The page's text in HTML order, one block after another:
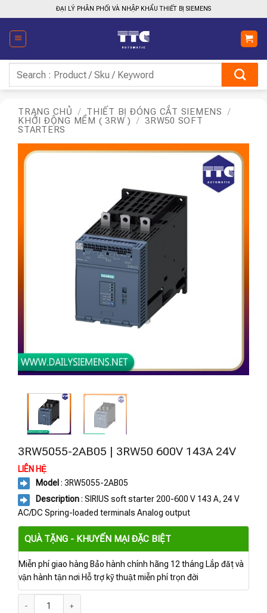
qua
nội
dung
ĐẠI LÝ PHÂN PHỐI VÀ NHẬP KHẨU THIẾT BỊ SIEMENS
kiếm:
TRANG CHỦ / THIẾT BỊ ĐÓNG CẮT SIEMENS
/
KHỞI ĐỘNG MỀM ( 3RW )
/ 3RW50 SOFT
STARTERS
3RW5055-2AB05 | 3RW50 600V 143A 24V
LIÊN HỆ
Model : 3RW5055-2AB05
Description: SIRIUS soft starter 200-600 V 143 A, 24 V
AC/DC Spring-loaded terminals Analog output
QUÀ TẶNG - KHUYẾN MẠI ĐẶC BIỆT
Miễn phí giao hàng Bảo hành chính hãng 12 tháng Lắp đặt và
vận hành tận nơi Hỗ trợ kỹ thuật miễn phí trọn đời